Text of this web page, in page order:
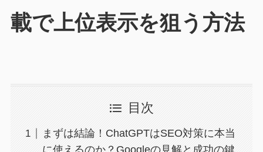
載で上位表示を狙う方法
目次
まずは結論！ChatGPTはSEO対策に本当